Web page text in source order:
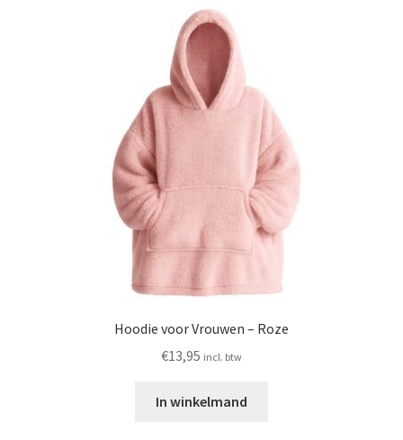
Hoodie voor Vrouwen – Roze
€13,95 incl. btw
In winkelmand